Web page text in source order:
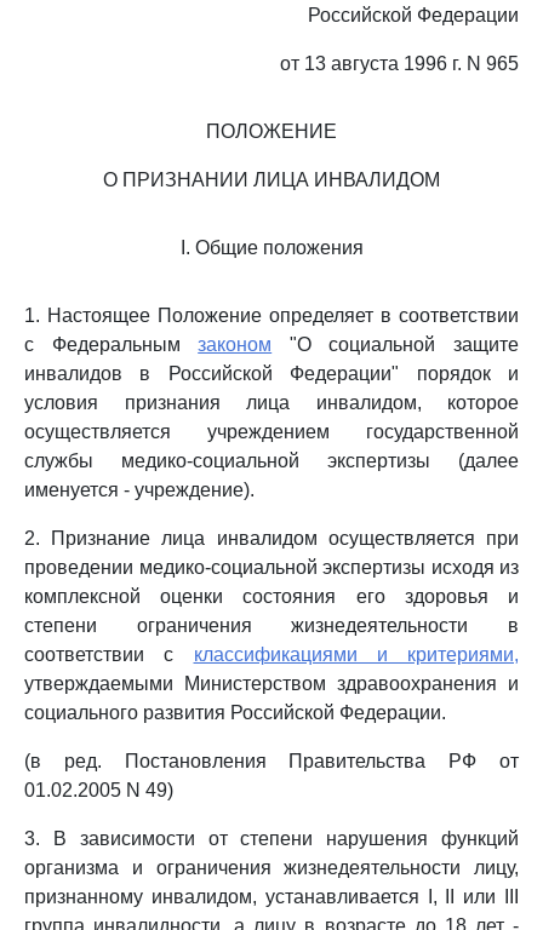
Российской Федерации
от 13 августа 1996 г. N 965
ПОЛОЖЕНИЕ
О ПРИЗНАНИИ ЛИЦА ИНВАЛИДОМ
I. Общие положения
1. Настоящее Положение определяет в соответствии
с Федеральнымзаконом "О социальной защите
инвалидов в Российской Федерации" порядок и
условия признания лица инвалидом, которое
осуществляется учреждением государственной
службы медико-социальной экспертизы (далее
именуется - учреждение).
2. Признание лица инвалидом осуществляется при
проведении медико-социальной экспертизы исходя из
комплексной оценки состояния его здоровья и
степени ограничения жизнедеятельности в
соответствии с классификациями и критериями,
утверждаемыми Министерством здравоохранения и
социального развития Российской Федерации.
(в ред. Постановления Правительства РФ от
01.02.2005 N 49)
3. В зависимости от степени нарушения функций
организма и ограничения жизнедеятельности лицу,
признанному инвалидом, устанавливается I, II или III
группа инвалидности, а лицу в возрасте до 18 лет -